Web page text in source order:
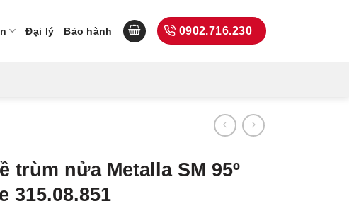
Đại lý Bảo hành 0902.716.230
trùm nửa Metalla SM 95º
315.08.851